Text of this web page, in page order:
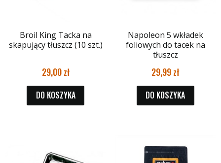
Broil King Tacka na
skapujący tłuszcz (10 szt.)
29,00
DO KOSZYKA
Napoleon 5 wkładek
foliowych do tacek na
tłuszcz
29,99
DO KOSZYKA